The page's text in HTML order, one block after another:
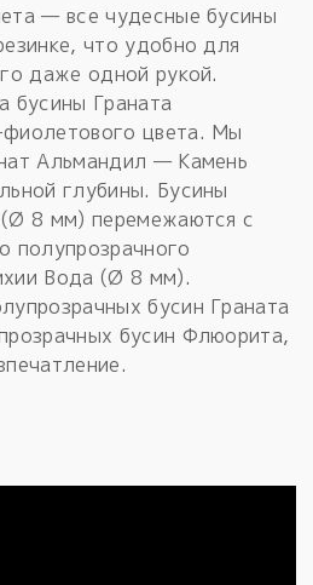
— все чудесные бусины
что удобно для
даже одной рукой.
бусины Граната
цвета. Мы
Альмандил — Камень
глубины. Бусины
8 мм) перемежаются с
полупрозрачного
Вода (Ø 8 мм).
бусин Граната
бусин Флюорита,